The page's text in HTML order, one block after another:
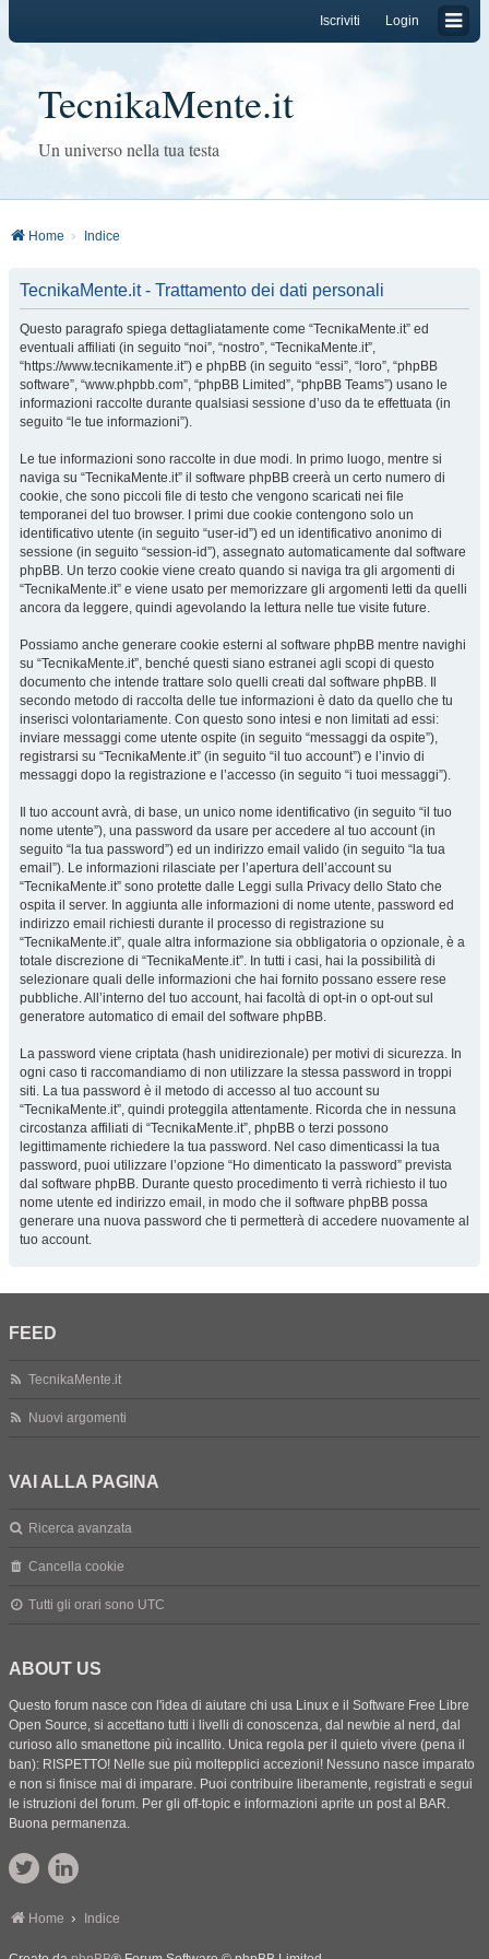
Login
Iscriviti
TecnikaMente.it
Un universo nella tua testa
Home Indice
TecnikaMente.it - Trattamento dei dati personali
Questo paragrafo spiega dettagliatamente come “TecnikaMente.it” ed
eventuali affiliati (in seguito “noi”, “nostro”, “TecnikaMente.it”,
“https://www.tecnikamente.it”) e phpBB (in seguito “essi”, “loro”, “phpBB
software”, “www.phpbb.com”, “phpBB Limited”, “phpBB Teams”) usano le
informazioni raccolte durante qualsiasi sessione d’uso da te effettuata (in
seguito “le tue informazioni”).
Le tue informazioni sono raccolte in due modi. In primo luogo, mentre si
naviga su “TecnikaMente.it” il software phpBB creerà un certo numero di
cookie, che sono piccoli file di testo che vengono scaricati nei file
temporanei del tuo browser. I primi due cookie contengono solo un
identificativo utente (in seguito “user-id”) ed un identificativo anonimo di
sessione (in seguito “session-id”), assegnato automaticamente dal software
phpBB. Un terzo cookie viene creato quando si naviga tra gli argomenti di
“TecnikaMente.it” e viene usato per memorizzare gli argomenti letti da quelli
ancora da leggere, quindi agevolando la lettura nelle tue visite future.
Possiamo anche generare cookie esterni al software phpBB mentre navighi
su “TecnikaMente.it”, benché questi siano estranei agli scopi di questo
documento che intende trattare solo quelli creati dal software phpBB. Il
secondo metodo di raccolta delle tue informazioni è dato da quello che tu
inserisci volontariamente. Con questo sono intesi e non limitati ad essi:
inviare messaggi come utente ospite (in seguito “messaggi da ospite”),
registrarsi su “TecnikaMente.it” (in seguito “il tuo account”) e l’invio di
messaggi dopo la registrazione e l’accesso (in seguito “i tuoi messaggi”).
Il tuo account avrà, di base, un unico nome identificativo (in seguito “il tuo
nome utente”), una password da usare per accedere al tuo account (in
seguito “la tua password”) ed un indirizzo email valido (in seguito “la tua
email”). Le informazioni rilasciate per l’apertura dell’account su
“TecnikaMente.it” sono protette dalle Leggi sulla Privacy dello Stato che
ospita il server. In aggiunta alle informazioni di nome utente, password ed
indirizzo email richiesti durante il processo di registrazione su
“TecnikaMente.it”, quale altra informazione sia obbligatoria o opzionale, è a
totale discrezione di “TecnikaMente.it”. In tutti i casi, hai la possibilità di
selezionare quali delle informazioni che hai fornito possano essere rese
pubbliche. All’interno del tuo account, hai facoltà di opt-in o opt-out sul
generatore automatico di email del software phpBB.
La password viene criptata (hash unidirezionale) per motivi di sicurezza. In
ogni caso ti raccomandiamo di non utilizzare la stessa password in troppi
siti. La tua password è il metodo di accesso al tuo account su
“TecnikaMente.it”, quindi proteggila attentamente. Ricorda che in nessuna
circostanza affiliati di “TecnikaMente.it”, phpBB o terzi possono
legittimamente richiedere la tua password. Nel caso dimenticassi la tua
password, puoi utilizzare l’opzione “Ho dimenticato la password” prevista
dal software phpBB. Durante questo procedimento ti verrà richiesto il tuo
nome utente ed indirizzo email, in modo che il software phpBB possa
generare una nuova password che ti permetterà di accedere nuovamente al
tuo account.
FEED
TecnikaMente.it
Nuovi argomenti
VAI ALLA PAGINA
Ricerca avanzata
Cancella cookie
Tutti gli orari sono UTC
ABOUT US
Questo forum nasce con l'idea di aiutare chi usa Linux e il Software Free Libre
Open Source, si accettano tutti i livelli di conoscenza, dal newbie al nerd, dal
curioso allo smanettone più incallito. Unica regola per il quieto vivere (pena il
ban): RISPETTO! Nelle sue più moltepplici accezioni! Nessuno nasce imparato
e non si finisce mai di imparare. Puoi contribuire liberamente, registrati e segui
le istruzioni del forum. Per gli off-topic e informazioni aprite un post al BAR.
Buona permanenza.
Home Indice